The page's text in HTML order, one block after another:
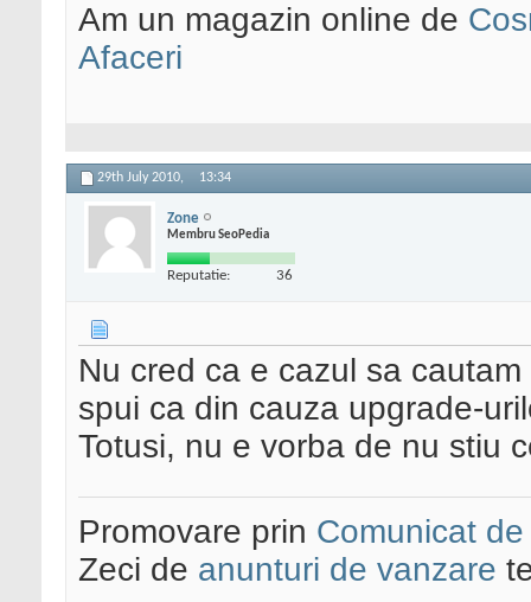
Am un magazin online de
Afaceri
29th July 2010, 13:34
Zone
Membru SeoPedia
Reputatie: 36
Nu cred ca e cazul sa
spui ca din cauza upgrade-
Totusi, nu e vorba de nu stiu
Promovare prin Comunicat
Zeci de anunturi de vanzare